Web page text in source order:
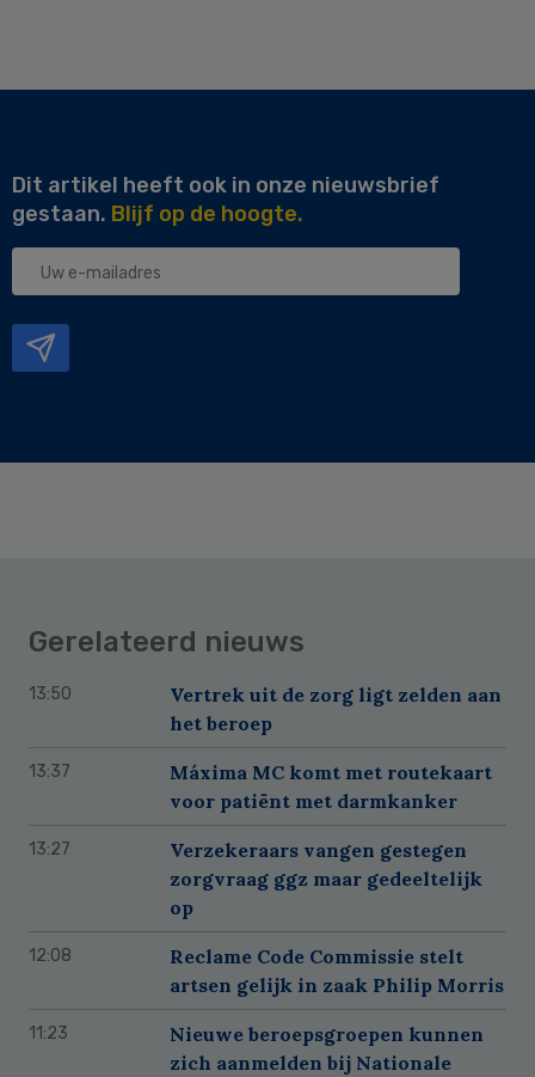
Dit artikel heeft ook in onze nieuwsbrief
gestaan. Blijf op de hoogte.
Uw
Gerelateerd nieuws
13:50
Vertrek uit de zorg ligt zelden aan
het beroep
13:37
Máxima MC komt met routekaart
voor patiënt met darmkanker
13:27
Verzekeraars vangen gestegen
zorgvraag ggz maar gedeeltelijk
op
12:08
Reclame Code Commissie stelt
artsen gelijk in zaak Philip Morris
11:23
Nieuwe beroepsgroepen kunnen
zich aanmelden bij Nationale